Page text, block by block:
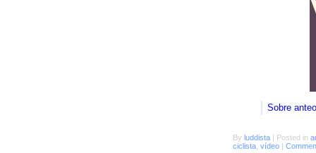
Sobre
By luddista Posted in
ciclista vídeo